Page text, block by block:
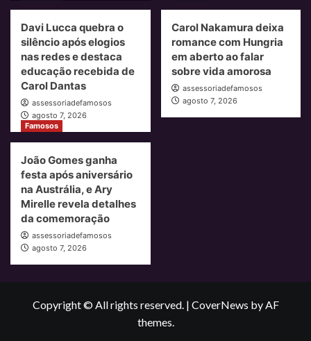
Davi Lucca quebra o
silêncio após elogios
nas redes e destaca
educação recebida de
Carol Dantas
assessoriadefamosos
agosto 7, 2026
Carol Nakamura deixa
romance com Hungria
em aberto ao falar
sobre vida amorosa
assessoriadefamosos
agosto 7, 2026
Famosos
João Gomes ganha
festa após aniversário
na Austrália, e Ary
Mirelle revela detalhes
da comemoração
assessoriadefamosos
agosto 7, 2026
Copyright © All rights reserved. | CoverNews by AF
themes.